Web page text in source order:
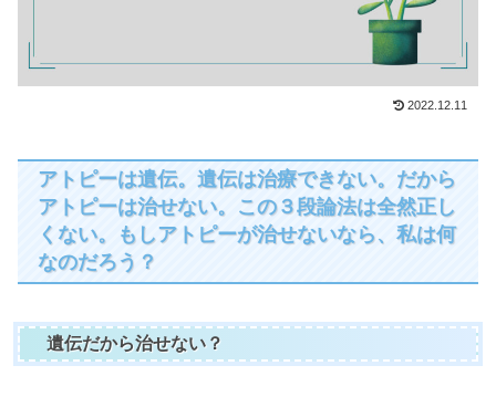
2022.12.11
アトピーは遺伝。遺伝は治療できない。だから
アトピーは治せない。この３段論法は全然正し
くない。もしアトピーが治せないなら、私は何
なのだろう？
遺伝だから治せない？